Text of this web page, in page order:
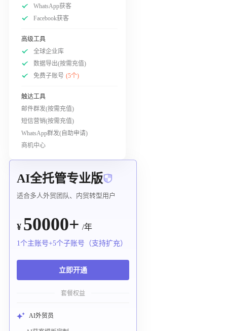
WhatsApp获客
Facebook获客
高级工具
全球企业库
数据导出(按需充值)
免费子账号 (5个)
触达工具
邮件群发(按需充值)
短信营销(按需充值)
WhatsApp群发(自助申请)
商机中心
AI全托管专业版
适合多人外贸团队、内贸转型用户
¥ 50000+ /年
1个主账号+5个子账号（支持扩充）
立即开通
套餐权益
AI外贸员